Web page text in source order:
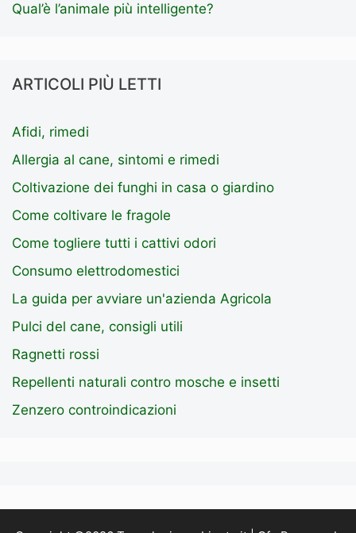
Qual’è l’animale più intelligente?
ARTICOLI PIÙ LETTI
Afidi, rimedi
Allergia al cane, sintomi e rimedi
Coltivazione dei funghi in casa o giardino
Come coltivare le fragole
Come togliere tutti i cattivi odori
Consumo elettrodomestici
La guida per avviare un'azienda Agricola
Pulci del cane, consigli utili
Ragnetti rossi
Repellenti naturali contro mosche e insetti
Zenzero controindicazioni